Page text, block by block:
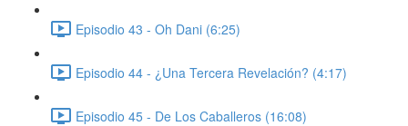
Episodio 43 - Oh Dani (6:25)
Episodio 44 - ¿Una Tercera Revelación? (4:17)
Episodio 45 - De Los Caballeros (16:08)